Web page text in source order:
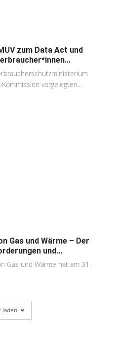
zum Data Act und
vorgelegten...
Gas und Wärme – Der
und...
Gas und Wärme hat am 31.
laden